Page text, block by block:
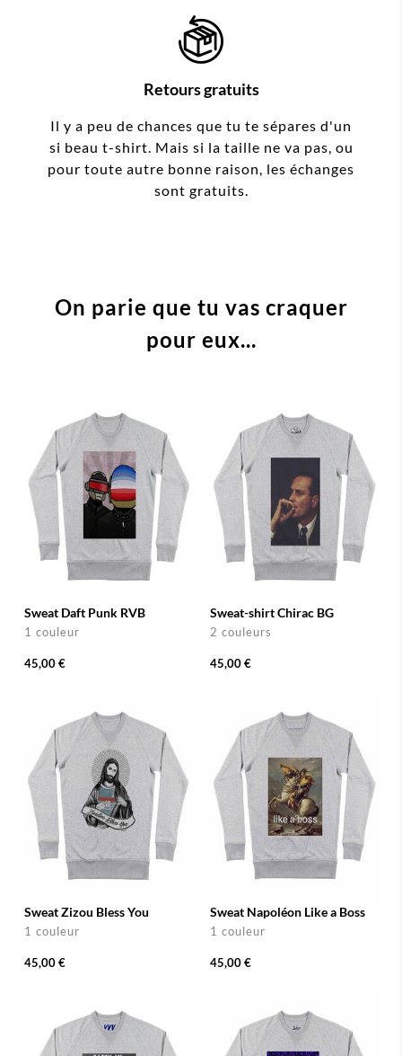
Retours gratuits
Il y a peu de chances que tu te sépares d'un
si beau t-shirt. Mais si la taille ne va pas, ou
pour toute autre bonne raison, les échanges
sont gratuits.
On parie que tu vas craquer
pour eux...
Sweat Daft Punk RVB
1 couleur
45,00 €
Sweat-shirt Chirac BG
2 couleurs
45,00 €
Sweat Zizou Bless You
1 couleur
45,00 €
Sweat Napoléon Like a Boss
1 couleur
45,00 €